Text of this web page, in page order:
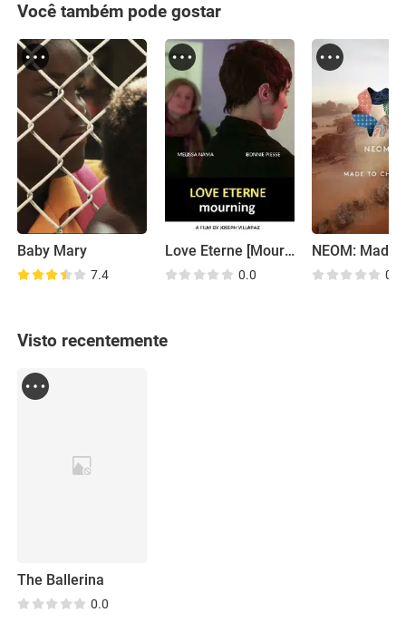
Você também pode gostar
Baby Mary
7.4
Love Eterne [Mourning]
0.0 0.0
Visto recentemente
The Ballerina
0.0